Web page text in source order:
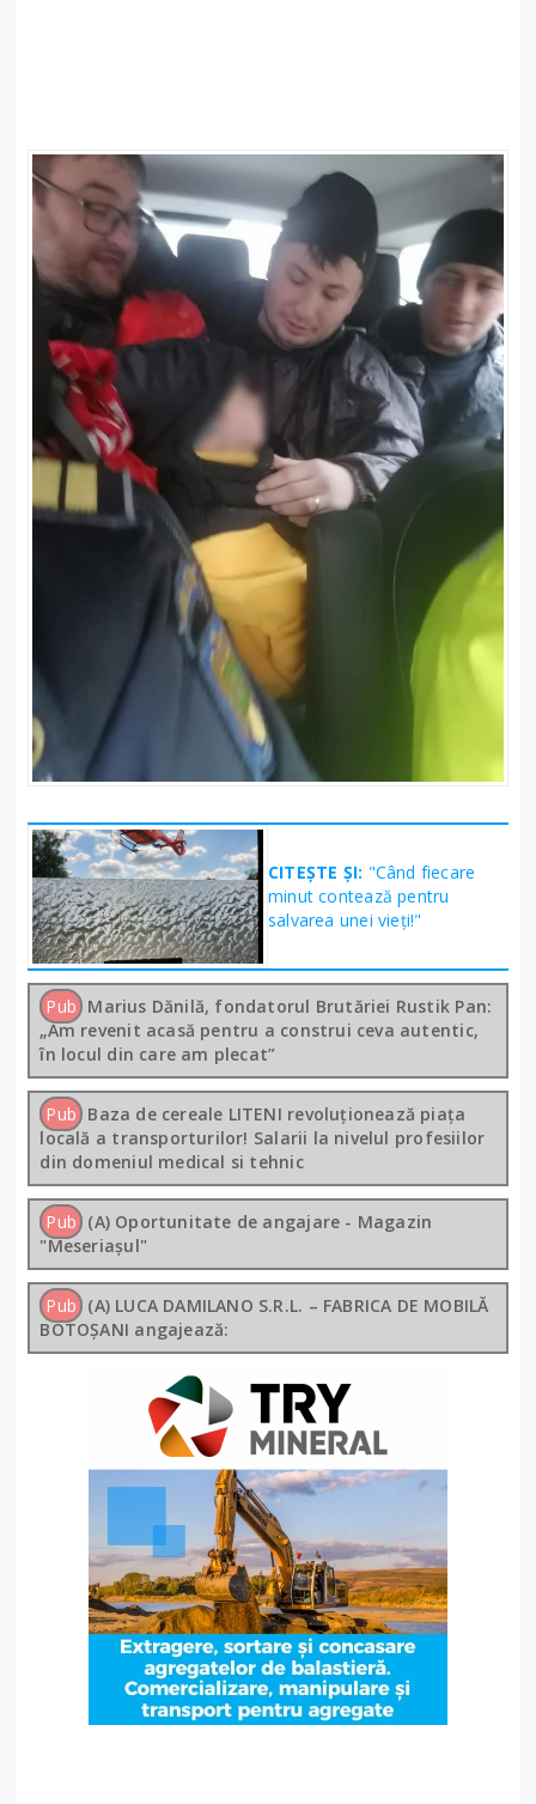
CITEȘTE ȘI: "Când fiecare
minut contează pentru
salvarea unei vieți!"
Pub Marius Dănilă, fondatorul Brutăriei Rustik Pan:
„Am revenit acasă pentru a construi ceva autentic,
în locul din care am plecat”
Pub Baza de cereale LITENI revoluționează piața
locală a transporturilor! Salarii la nivelul profesiilor
din domeniul medical si tehnic
Pub (A) Oportunitate de angajare - Magazin
"Meseriașul"
Pub (A) LUCA DAMILANO S.R.L. – FABRICA DE MOBILĂ
BOTOȘANI angajează: